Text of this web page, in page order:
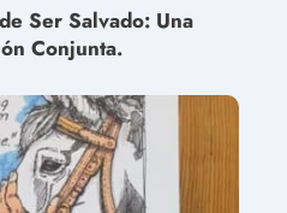
Ser Salvado: Una
Conjunta.